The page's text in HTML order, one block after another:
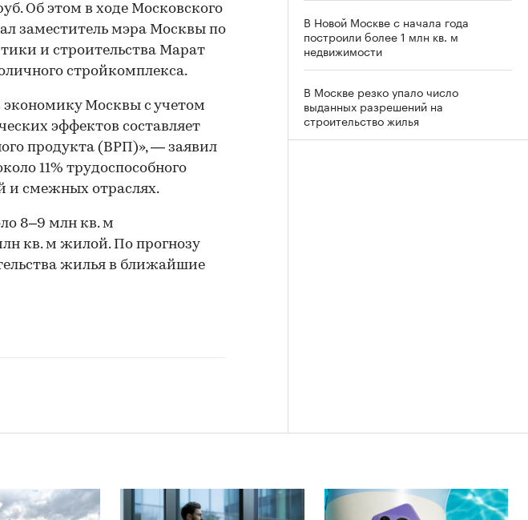
Об этом в ходе Московского
заместитель мэра Москвы по
и строительства Марат
стройкомплекса.
экономику Москвы с учетом
эффектов составляет
продукта (ВРП)», — заявил
11% трудоспособного
и смежных отраслях.
8–9 млн кв. м
кв. м жилой. По прогнозу
жилья в ближайшие
В Новой Москве с начала года
построили более 1 млн кв. м
недвижимости
В Москве резко упало число
выданных разрешений на
строительство жилья